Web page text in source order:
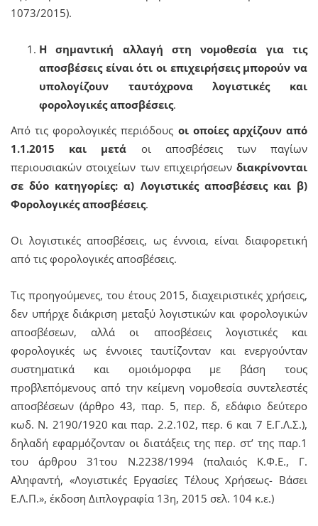
1073/2015).
Η σημαντική αλλαγή στη νομοθεσία για τις
αποσβέσεις είναι ότι οι επιχειρήσεις μπορούν να
υπολογίζουν ταυτόχρονα λογιστικές και
φορολογικές αποσβέσεις.
Από τις φορολογικές περιόδους οι οποίες αρχίζουν από
1.1.2015 και μετά οι αποσβέσεις των παγίων
περιουσιακών στοιχείων των επιχειρήσεων διακρίνονται
σε δύο κατηγορίες: α) Λογιστικές αποσβέσεις και β)
Φορολογικές αποσβέσεις.
Οι λογιστικές αποσβέσεις, ως έννοια, είναι διαφορετική
από τις φορολογικές αποσβέσεις.
Τις προηγούμενες, του έτους 2015, διαχειριστικές χρήσεις,
δεν υπήρχε διάκριση μεταξύ λογιστικών και φορολογικών
αποσβέσεων, αλλά οι αποσβέσεις λογιστικές και
φορολογικές ως έννοιες ταυτίζονταν και ενεργούνταν
συστηματικά και ομοιόμορφα με βάση τους
προβλεπόμενους από την κείμενη νομοθεσία συντελεστές
αποσβέσεων (άρθρο 43, παρ. 5, περ. δ, εδάφιο δεύτερο
κωδ. Ν. 2190/1920 και παρ. 2.2.102, περ. 6 και 7 Ε.Γ.Λ.Σ.),
δηλαδή εφαρμόζονταν οι διατάξεις της περ. στ’ της παρ.1
του άρθρου 31του Ν.2238/1994 (παλαιός Κ.Φ.Ε., Γ.
Αληφαντή, «Λογιστικές Εργασίες Τέλους Χρήσεως- Βάσει
Ε.Λ.Π.», έκδοση Διπλογραφία 13η, 2015 σελ. 104 κ.ε.)